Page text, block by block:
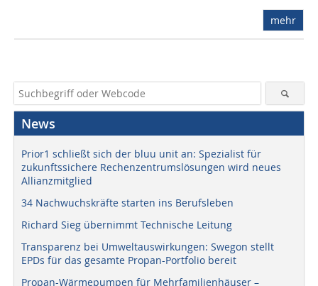
mehr
News
Prior1 schließt sich der bluu unit an: Spezialist für
zukunftssichere Rechenzentrumslösungen wird neues
Allianzmitglied
34 Nachwuchskräfte starten ins Berufsleben
Richard Sieg übernimmt Technische Leitung
Transparenz bei Umweltauswirkungen: Swegon stellt
EPDs für das gesamte Propan-Portfolio bereit
Propan-Wärmepumpen für Mehrfamilienhäuser –